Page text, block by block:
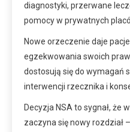
diagnostyki, przerwane
pomocy w prywatnych
Nowe orzeczenie daje
egzekwowania swoich
dostosują się do wymagań
interwencji rzecznika i
Decyzja NSA to sygnał, że
zaczyna się nowy rozdział